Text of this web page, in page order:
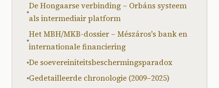
De Hongaarse verbinding – Orbáns systeem
als intermediair platform
Het MBH/MKB-dossier – Mészáros's bank en
internationale financiering
De soevereiniteitsbeschermingsparadox
Gedetailleerde chronologie (2009–2025)